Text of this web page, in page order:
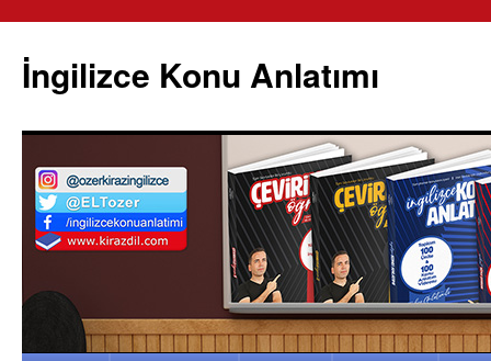
İngilizce Konu Anlatımı